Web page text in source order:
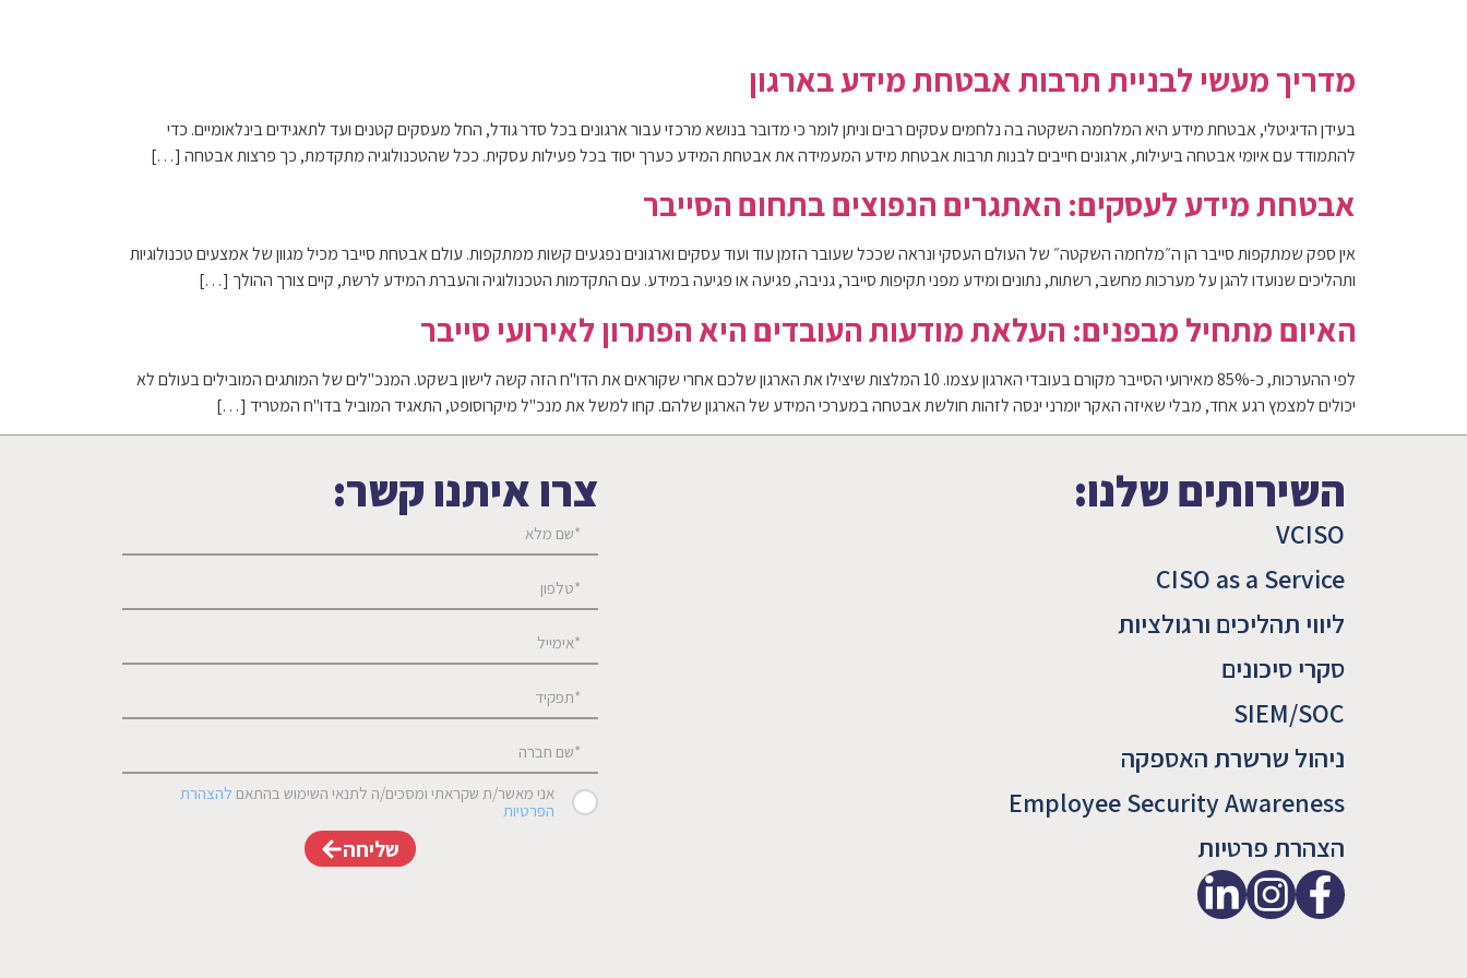
מדריך מעשי לבניית תרבות אבטחת מידע בארגון
בעידן הדיגיטלי, אבטחת מידע היא המלחמה השקטה בה נלחמים עסקים רבים וניתן לומר כי מדובר בנושא מרכזי עבור ארגונים בכל סדר גודל, החל מעסקים קטנים ועד לתאגידים בינלאומיים. כדי
להתמודד עם איומי אבטחה ביעילות, ארגונים חייבים לבנות תרבות אבטחת מידע המעמידה את אבטחת המידע כערך יסוד בכל פעילות עסקית. ככל שהטכנולוגיה מתקדמת, כך פרצות אבטחה […]
אבטחת מידע לעסקים: האתגרים הנפוצים בתחום הסייבר
אין ספק שמתקפות סייבר הן ה״מלחמה השקטה״ של העולם העסקי ונראה שככל שעובר הזמן עוד ועוד עסקים וארגונים נפגעים קשות ממתקפות. עולם אבטחת סייבר מכיל מגוון של אמצעים טכנולוגיות
ותהליכים שנועדו להגן על מערכות מחשב, רשתות, נתונים ומידע מפני תקיפות סייבר, גניבה, פגיעה או פגיעה במידע. עם התקדמות הטכנולוגיה והעברת המידע לרשת, קיים צורך ההולך […]
האיום מתחיל מבפנים: העלאת מודעות העובדים היא הפתרון לאירועי סייבר
לפי ההערכות, כ-85% מאירועי הסייבר מקורם בעובדי הארגון עצמו. 10 המלצות שיצילו את הארגון שלכם אחרי שקוראים את הדו"ח הזה קשה לישון בשקט. המנכ"לים של המותגים המובילים בעולם לא
יכולים למצמץ רגע אחד, מבלי שאיזה האקר יומרני ינסה לזהות חולשת אבטחה במערכי המידע של הארגון שלהם. קחו למשל את מנכ"ל מיקרוסופט, התאגיד המוביל בדו"ח המטריד […]
השירותים שלנו:
VCISO
CISO as a Service
ליווי תהליכים ורגולציות
סקרי סיכונים
SIEM/SOC
ניהול שרשרת האספקה
Employee Security Awareness
הצהרת פרטיות
צרו איתנו קשר:
אני מאשר/ת שקראתי ומסכים/ה לתנאי השימוש בהתאם להצהרת
הפרטיות
שליחה